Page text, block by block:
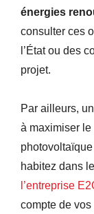
énergies
consulter ces
l’État ou des
projet.
Par ailleurs,
à maximiser
habitez dans
l’entreprise
compte de